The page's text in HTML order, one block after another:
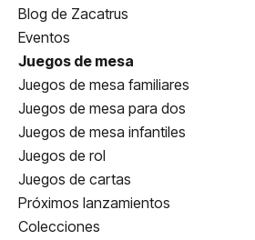
Blog de Zacatrus
Eventos
Juegos de mesa
Juegos de mesa familiares
Juegos de mesa para dos
Juegos de mesa infantiles
Juegos de rol
Juegos de cartas
Próximos lanzamientos
Colecciones